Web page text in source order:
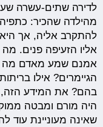
לדירה שתים-עשרה
מהילדה שהכיר: כתפיה
להתקרב אליה, אך
אליו הזעיפה פנים.
אמנם שמע מאדם מה
הגיימרים? אילו
בהם? את המידע הזה,
היה מורם ומבטה
שאינה מעוניינת עוד